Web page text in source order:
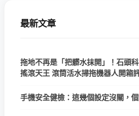
最新文章
拖地不再是「把髒水抹開」！石頭
搖滾天王 滾筒活水掃拖機器人開箱
手機安全健檢：這幾個設定沒關，